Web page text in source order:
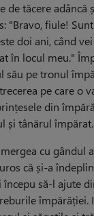
de tăcere adâncă
"Bravo, fiule!
doi ani, când
în locul meu."
său pe tronul
pe care o
din
și tânărul împărat.
cu gândul
că și-a
să-l ajute
împărăției.